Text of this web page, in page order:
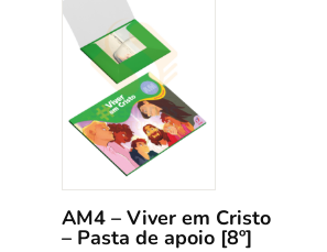
AM4 – Viver em Cristo
– Pasta de apoio [8º]